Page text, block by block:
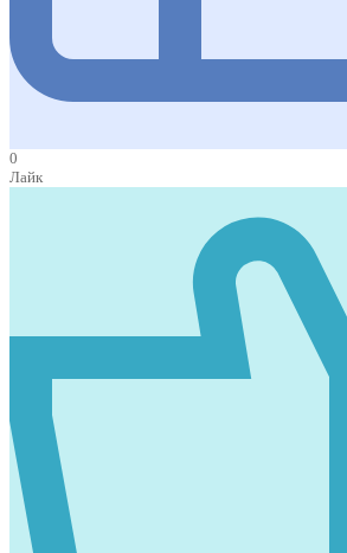
0
Лайк